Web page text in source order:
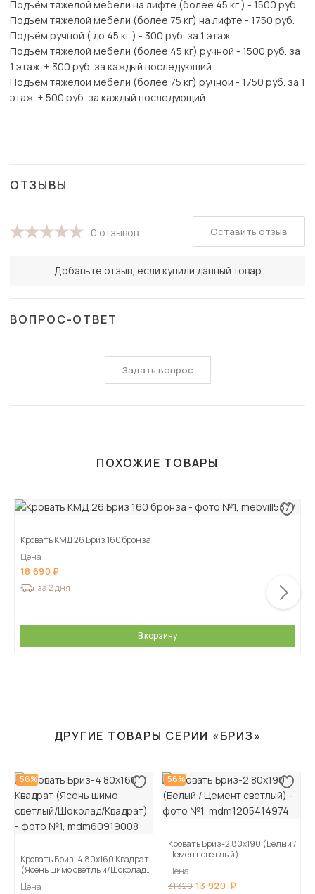
Подъём тяжелой мебели на лифте (более 45 кг ) - 1500 руб.
Подъем тяжелой мебели (более 75 кг) на лифте - 1750 руб.
Подъём ручной ( до 45 кг ) - 300 руб. за 1 этаж.
Подъем тяжелой мебели (более 45 кг) ручной - 1500 руб. за
1 этаж. + 300 руб. за каждый последующий
Подъем тяжелой мебели (более 75 кг) ручной - 1750 руб. за 1
этаж. + 500 руб. за каждый последующий
ОТЗЫВЫ
0 отзывов
Добавьте отзыв, если купили данный товар
Оставить отзыв
ВОПРОС-ОТВЕТ
Задать вопрос
ПОХОЖИЕ ТОВАРЫ
Кровать КМД 26 Бриз 160 бронза
Цена
18 690
за 2 дня
В корзину
ДРУГИЕ ТОВАРЫ СЕРИИ «БРИЗ»
-56%
Кровать Бриз-4 80х160 Квадрат
(Ясень шимо светлый/Шоколад/
Цена
-56%
Кровать Бриз-2 80х190 (Белый /
Цемент светлый)
Цена
31 320 13 920